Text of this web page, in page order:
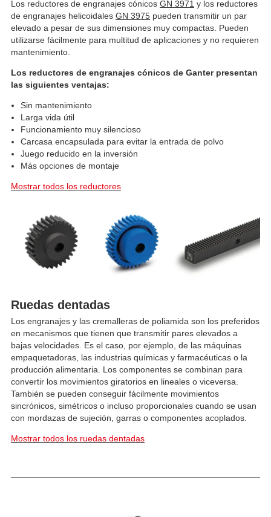
Los reductores de engranajes cónicos GN 3971 y los reductores
de engranajes helicoidales GN 3975 pueden transmitir un par
elevado a pesar de sus dimensiones muy compactas. Pueden
utilizarse fácilmente para multitud de aplicaciones y no requieren
mantenimiento.
Los reductores de engranajes cónicos de Ganter presentan
las siguientes ventajas:
Sin mantenimiento
Larga vida útil
Funcionamiento muy silencioso
Carcasa encapsulada para evitar la entrada de polvo
Juego reducido en la inversión
Más opciones de montaje
Mostrar todos los reductores
Ruedas dentadas
Los engranajes y las cremalleras de poliamida son los preferidos
en mecanismos que tienen que transmitir pares elevados a
bajas velocidades. Es el caso, por ejemplo, de las máquinas
empaquetadoras, las industrias químicas y farmacéuticas o la
producción alimentaria. Los componentes se combinan para
convertir los movimientos giratorios en lineales o viceversa.
También se pueden conseguir fácilmente movimientos
sincrónicos, simétricos o incluso proporcionales cuando se usan
con mordazas de sujeción, garras o componentes acoplados.
Mostrar todos los ruedas dentadas